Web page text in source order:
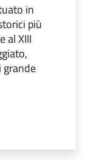
in
più
al XIII